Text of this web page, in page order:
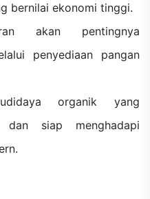
bernilai ekonomi tinggi.
akan pentingnya
penyediaan pangan
organik yang
dan siap menghadapi